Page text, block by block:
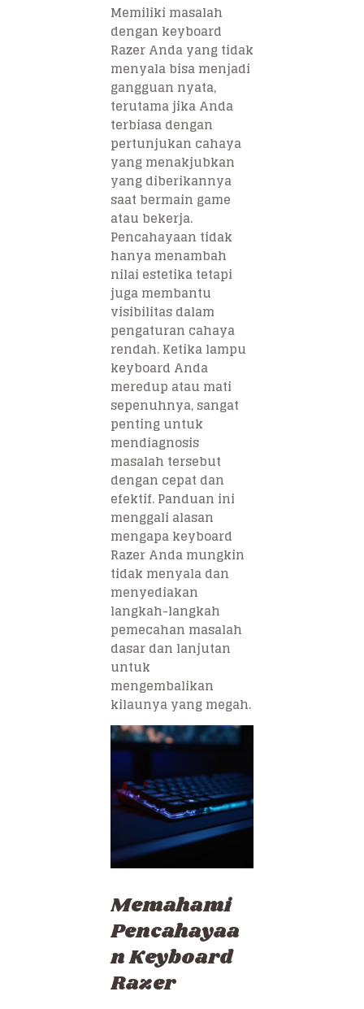
Memiliki masalah
dengan keyboard
Razer Anda yang tidak
menyala bisa menjadi
gangguan nyata,
terutama jika Anda
terbiasa dengan
pertunjukan cahaya
yang menakjubkan
yang diberikannya
saat bermain game
atau bekerja.
Pencahayaan tidak
hanya menambah
nilai estetika tetapi
juga membantu
visibilitas dalam
pengaturan cahaya
rendah. Ketika lampu
keyboard Anda
meredup atau mati
sepenuhnya, sangat
penting untuk
mendiagnosis
masalah tersebut
dengan cepat dan
efektif. Panduan ini
menggali alasan
mengapa keyboard
Razer Anda mungkin
tidak menyala dan
menyediakan
langkah-langkah
pemecahan masalah
dasar dan lanjutan
untuk
mengembalikan
kilaunya yang megah.
Memahami
Pencahayaa
n Keyboard
Razer